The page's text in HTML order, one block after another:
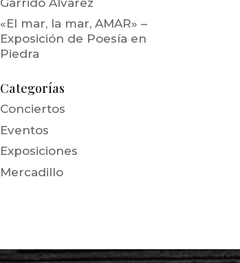
«El mar, la mar, AMAR» –
Exposición de Poesía en
Piedra
Categorías
Conciertos
Eventos
Exposiciones
Mercadillo